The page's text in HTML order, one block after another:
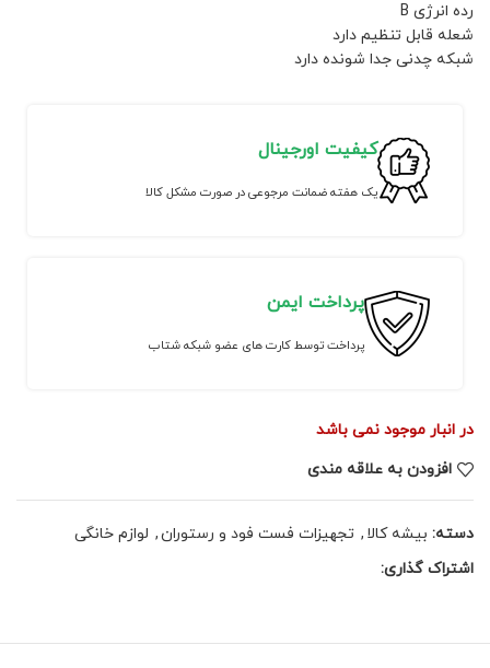
رده انرژی B
شعله قابل تنظیم دارد
شبکه چدنی جدا شونده دارد
کیفیت اورجینال
یک هفته ضمانت مرجوعی در صورت مشکل کالا
پرداخت ایمن
پرداخت توسط کارت های عضو شبکه شتاب
در انبار موجود نمی باشد
افزودن به علاقه مندی
دسته: بیشه کالا , تجهیزات فست فود و رستوران, لوازم خانگی
اشتراک گذاری: